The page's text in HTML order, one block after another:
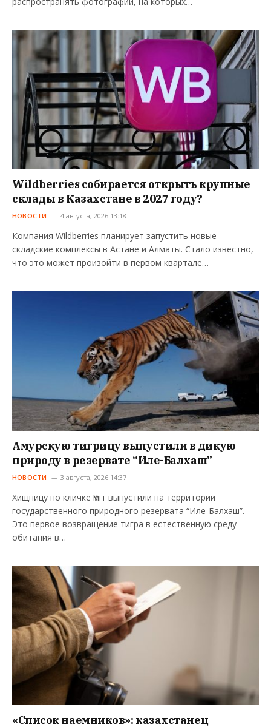
Wildberries собирается открыть крупные
склады в Казахстане в 2027 году?
НОВОСТИ 4 августа, 2026 13:18
Компания Wildberries планирует запустить новые
складские комплексы в Астане и Алматы. Стало известно,
что это может произойти в первом квартале…
Амурскую тигрицу выпустили в дикую
природу в резервате “Иле-Балхаш”
НОВОСТИ 3 августа, 2026 14:37
Хищницу по кличке Үміт выпустили на территории
государственного природного резервата “Иле-Балхаш”.
Это первое возвращение тигра в естественную среду
обитания в…
«Список наемников»: казахстанец